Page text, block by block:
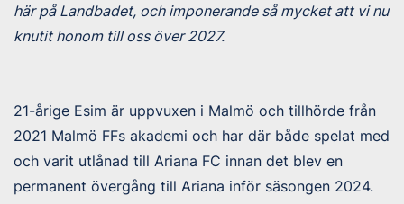
här på Landbadet, och imponerande så mycket att vi nu
knutit honom till oss över 2027.
21-årige Esim är uppvuxen i Malmö och tillhörde från
2021 Malmö FFs akademi och har där både spelat med
och varit utlånad till Ariana FC innan det blev en
permanent övergång till Ariana inför säsongen 2024.